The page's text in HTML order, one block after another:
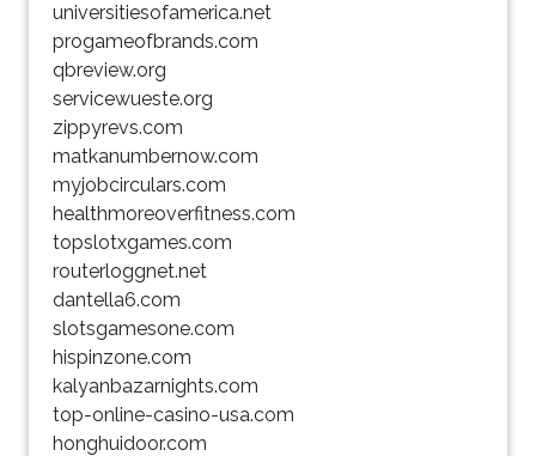
universitiesofamerica.net
progameofbrands.com
qbreview.org
servicewueste.org
zippyrevs.com
matkanumbernow.com
myjobcirculars.com
healthmoreoverfitness.com
topslotxgames.com
routerloggnet.net
dantella6.com
slotsgamesone.com
hispinzone.com
kalyanbazarnights.com
top-online-casino-usa.com
honghuidoor.com